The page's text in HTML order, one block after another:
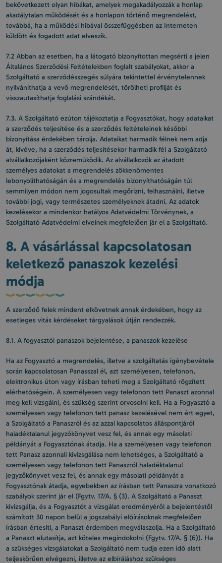
bekövetkezett olyan hibákat, amelyek megakadályozzák a honlap
akadálytalan működését és a honlapon történő megrendelést,
továbbá, ha a működési hibával összefüggésben az Interneten
küldött és fogadott adat elveszik.
7.2 Abban az esetben, ha a látogató bizonyítottan megsérti a jelen
Általános Szerződési Feltételekben foglalt szabályokat, akkor a
Szolgáltató a szerződésszegés súlyára tekintettel érvénytelennek
nyilváníthatja a vevő megrendelését, törölheti profilját és
visszautasíthatja foglalási szándékát.
7.3. A Szolgáltató ezúton tájékoztatja a Fogyasztókat, hogy adataikat
a szerződés teljesítése és a szerződés feltételeinek későbbi
bizonyítása érdekében tárolja. Adataikat harmadik félnek nem adja
át, kivéve, ha a szerződés teljesítésekor harmadik fél a Szolgáltató
alvállalkozójaként közreműködik. Az alvállalkozók az átadott
személyes adatokat a megrendelés zökkenőmentes
lebonyolíthatóságán és a megrendelés bizonyíthatóságán túl
semmilyen módon nem jogosultak megőrizni, felhasználni, illetve
további jogi, vagy természetes személyeknek átadni. Az adatok
kezelésekor a mindenkor hatályos Adatvédelmi Törvénynek, a
Szolgáltató Adatvédelmi elveinek megfelelően jár el a Szolgáltató.
8. A vásárlással kapcsolatosan
keletkező panaszok kezelési
módja
A szerződő felek mindent elkövetnek annak érdekében, hogy az
esetleges vitás kérdéseket tárgyalások útján rendezzék.
8.1. A fogyasztói panaszok bejelentése, a panaszok kezelése
Ha az Fogyasztó a megrendelés, illetve a szolgáltatás igénybevétele
során kapcsolatosan Panasszal él, azt személyesen, telefonon,
elektronikus úton vagy írásban teheti meg a Szolgáltató rögzített
elérhetőségein. A személyesen vagy telefonon tett Panaszt azonnal
meg kell vizsgálni, és szükség szerint orvosolni kell. Ha a Fogyasztó a
személyesen vagy telefonon tett panasz kezelésével nem ért egyet,
a Szolgáltató a Panaszról és az azzal kapcsolatos álláspontjáról
haladéktalanul jegyzőkönyvet vesz fel, és annak egy másolati
példányát a Fogyasztónak átadja. Ha a személyesen vagy telefonon
tett Panasz azonnali kivizsgálása nem lehetséges, a Szolgáltató a
személyesen vagy telefonon tett Panaszról haladéktalanul
jegyzőkönyvet vesz fel, és annak egy másolati példányát a
Fogyasztónak átadja, egyebekben az írásban tett Panaszra vonatkozó
szabályok szerint jár el (Fgytv. 17/A. § (3). A Szolgáltató a Panaszt
kivizsgálja, és a Fogyasztót a vizsgálat eredményéről a bejelentéstől
számított 30 napon belül a jogszabályi előírásoknak megfelelően
írásban értesíti, a Panaszt érdemben megválaszolja. Ha a Szolgáltató
a Panaszt elutasítja, azt köteles megindokolni (Fgytv. 17/A. § (6)). Ha
a szükséges vizsgálatokat a Szolgáltató nem tudja ezen idő alatt
teljeskörűen elvégezni, illetve az elbíráláshoz szükséges